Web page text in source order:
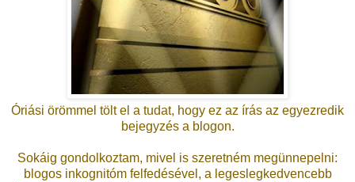
Óriási örömmel tölt el a tudat, hogy ez az írás az egyezredik
bejegyzés a blogon.
Sokáig gondolkoztam, mivel is szeretném megünnepelni:
blogos inkognitóm felfedésével, a legeslegkedvencebb